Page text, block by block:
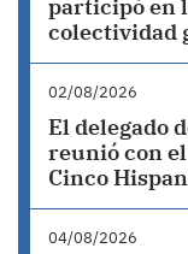
participó en
colectividad
02/08/2026
El delegado
reunió con
Cinco
04/08/2026